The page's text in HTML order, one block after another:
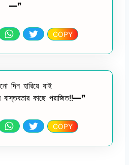
━❞
COPY
দিন হারিয়ে যাই
কাছে পরাজিত!!━❞
COPY